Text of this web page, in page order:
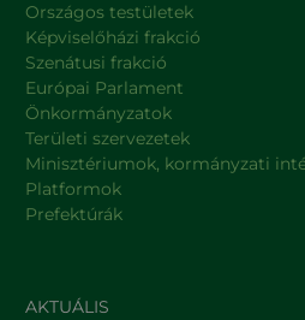
Országos testületek
Képviselőházi frakció
Szenátusi frakció
Európai Parlament
Önkormányzatok
Területi szervezetek
Minisztériumok, kormányzati
Platformok
Prefektúrák
AKTUÁLIS